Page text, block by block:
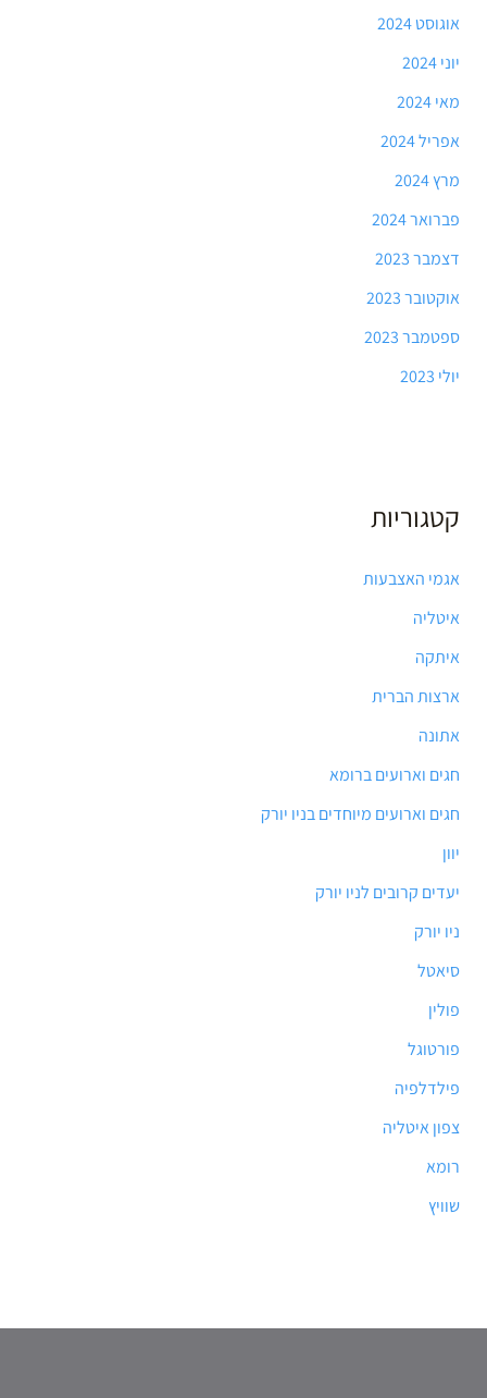
אוגוסט 2024
יוני 2024
מאי 2024
אפריל 2024
מרץ 2024
פברואר 2024
דצמבר 2023
אוקטובר 2023
ספטמבר 2023
יולי 2023
קטגוריות
אגמי האצבעות
איטליה
איתקה
ארצות הברית
אתונה
חגים וארועים ברומא
חגים וארועים מיוחדים בניו יורק
יוון
יעדים קרובים לניו יורק
ניו יורק
סיאטל
פולין
פורטוגל
פילדלפיה
צפון איטליה
רומא
שוויץ